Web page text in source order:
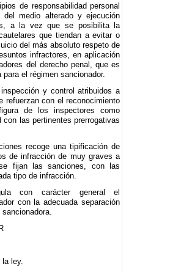
de responsabilidad personal
del medio alterado y ejecución
a la vez que se posibilita la
que tiendan a evitar o
del más absoluto respeto de
infractores, en aplicación
del derecho penal, que es
el régimen sancionador.
inspección y control atribuidos a
refuerzan con el reconocimiento
de los inspectores como
con las pertinentes prerrogativas
recoge una tipificación de
de infracción de muy graves a
fijan las sanciones, con las
tipo de infracción.
con carácter general el
con la adecuada separación
ley.